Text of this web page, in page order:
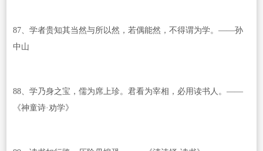
87、学者贵知其当然与所以然，若偶能然，不得谓为学。——孙
中山
88、学乃身之宝，儒为席上珍。君看为宰相，必用读书人。——
《神童诗·劝学》